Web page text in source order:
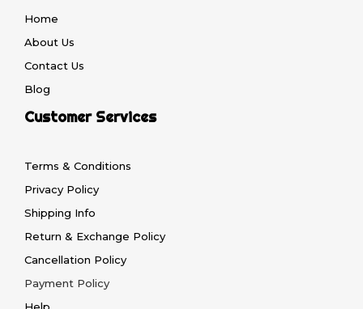
Home
About Us
Contact Us
Blog
Customer Services
Terms & Conditions
Privacy Policy
Shipping Info
Return & Exchange Policy
Cancellation Policy
Payment Policy
Help